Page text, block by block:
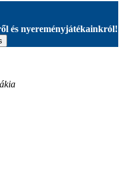
és nyereményjátékainkról!